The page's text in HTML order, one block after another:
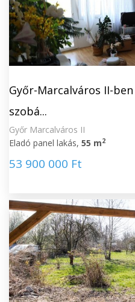
Győr-Marcalváros II-
szobá...
Győr Marcalváros II
Eladó panel lakás, 55 m2
53 900 000 Ft